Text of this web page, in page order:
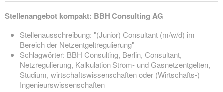
Stellenangebot kompakt: BBH Consulting AG
Stellenausschreibung: "(Junior) Consultant (m/w/d) im
Bereich der Netzentgeltregulierung"
Schlagwörter: BBH Consulting, Berlin, Consultant,
Netzregulierung, Kalkulation Strom- und Gasnetzentgelten,
Studium, wirtschaftswissenschaften oder (Wirtschafts-)
Ingenieurswissenschaften